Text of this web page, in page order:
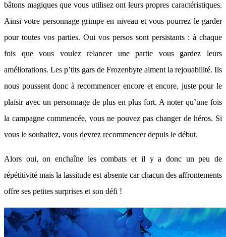
bâtons magiques que vous utilisez ont leurs propres caractéristiques.
Ainsi votre personnage grimpe en niveau et vous pourrez le garder
pour toutes vos parties. Oui vos persos sont persistants : à chaque
fois que vous voulez relancer une partie vous gardez leurs
améliorations. Les p’tits gars de Frozenbyte aiment la rejouabilité. Ils
nous poussent donc à recommencer encore et encore, juste pour le
plaisir avec un personnage de plus en plus fort. A noter qu’une fois
la campagne commencée, vous ne pouvez pas changer de héros. Si
vous le souhaitez, vous devrez recommencer depuis le début.
Alors oui, on enchaîne les combats et il y a donc un peu de
répétitivité mais la lassitude est absente car chacun des affrontements
offre ses petites surprises et son défi !